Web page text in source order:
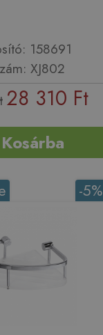
158691
XJ802
28 310 Ft
Kosárba
-5%